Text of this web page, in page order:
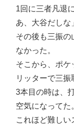
1回に三者凡退
あ、大谷だしな
その後も三振の
なかった。
そこから、ポケ
リッターで三振
3本目の時は、
空気になってた
これほど難し